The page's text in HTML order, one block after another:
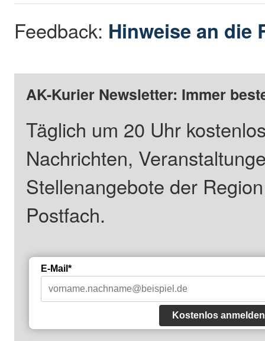
Feedback: Hinweise an die
AK-Kurier Newsletter: Immer
Täglich um 20 Uhr
Nachrichten,
Stellenangebote der
Postfach.
E-Mail*
Kostenlos anmelden